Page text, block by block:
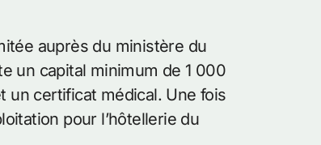
auprès du ministère du
un capital minimum de 1 000
un certificat médical. Une fois
pour l’hôtellerie du